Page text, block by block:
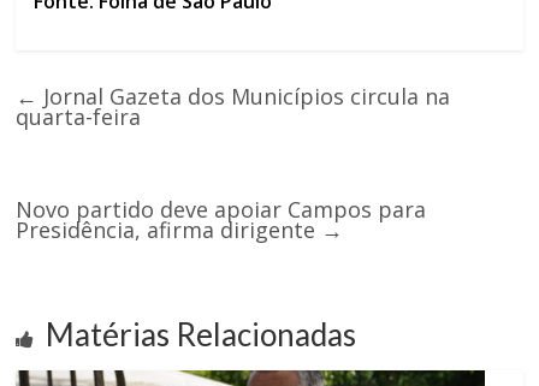
← Jornal Gazeta dos Municípios circula na
quarta-feira
Novo partido deve apoiar Campos para
Presidência, afirma dirigente →
Matérias Relacionadas